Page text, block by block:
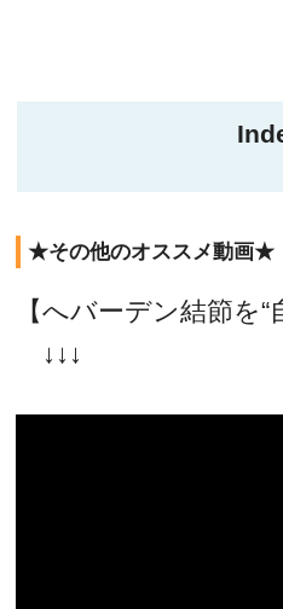
★その他のオススメ動画★
【へバーデン結節を“
↓↓↓